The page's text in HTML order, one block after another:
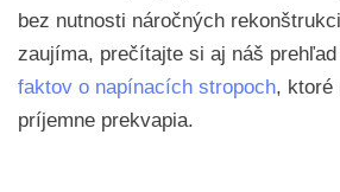
bez nutnosti náročných
zaujíma, prečítajte si aj náš prehľad
faktov o napínacích stropoch, ktoré
príjemne prekvapia.